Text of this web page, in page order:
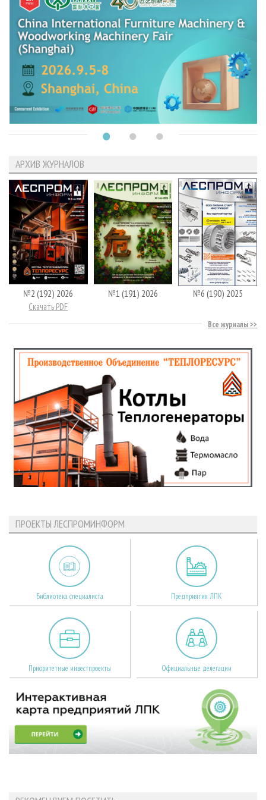
АРХИВ ЖУРНАЛОВ
№2 (192) 2026
Скачать PDF
№1 (191) 2026 №6 (190) 2025
Все журналы
ПРОЕКТЫ ЛЕСПРОМИНФОРМ
Библиотека специалиста Предприятия ЛПК
Приоритетные инвестпроекты Официальные делегации